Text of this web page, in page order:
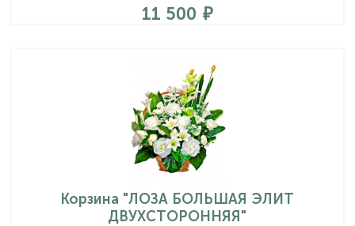
11 500
Корзина "ЛОЗА БОЛЬШАЯ ЭЛИТ
ДВУХСТОРОННЯЯ"